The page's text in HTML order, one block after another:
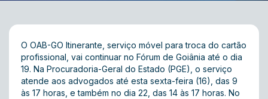
O OAB-GO Itinerante, serviço móvel para troca do cartão
profissional, vai continuar no Fórum de Goiânia até o dia
19. Na Procuradoria-Geral do Estado (PGE), o serviço
atende aos advogados até esta sexta-feira (16), das 9
às 17 horas, e também no dia 22, das 14 às 17 horas. No